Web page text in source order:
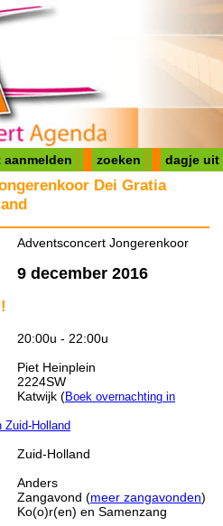
zoeken dagje uit
Dei Gratia
Adventsconcert Jongerenkoor
9 december 2016
20:00u - 22:00u
Piet Heinplein
2224SW
Katwijk (Boek overnachting in
Holland
Zuid-Holland
Anders
Zangavond (meer zangavonden)
Ko(o)r(en) en Samenzang